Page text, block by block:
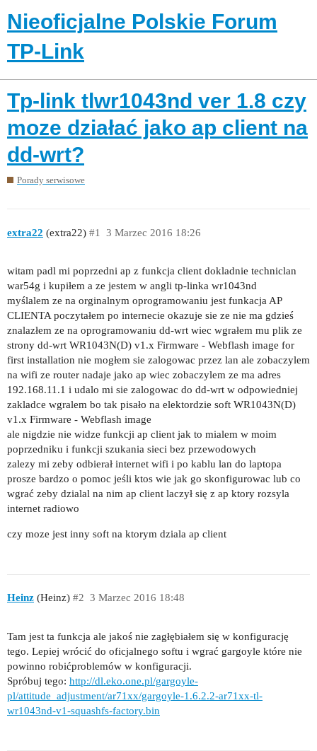
Nieoficjalne Polskie Forum
TP-Link
Tp-link tlwr1043nd ver 1.8 czy
moze działać jako ap client na
dd-wrt?
Porady serwisowe
extra22 (extra22) 3 Marzec 2016 18:26
#1
witam padl mi poprzedni ap z funkcja client dokladnie techniclan
war54g i kupiłem a ze jestem w angli tp-linka wr1043nd
myślalem ze na orginalnym oprogramowaniu jest funkacja AP
CLIENTA poczytałem po internecie okazuje sie ze nie ma gdzieś
znalazłem ze na oprogramowaniu dd-wrt wiec wgrałem mu plik ze
strony dd-wrt WR1043N(D) v1.x Firmware - Webflash image for
first installation nie mogłem sie zalogowac przez lan ale zobaczylem
na wifi ze router nadaje jako ap wiec zobaczylem ze ma adres
192.168.11.1 i udalo mi sie zalogowac do dd-wrt w odpowiedniej
zakladce wgralem bo tak pisało na elektordzie soft WR1043N(D)
v1.x Firmware - Webflash image
ale nigdzie nie widze funkcji ap client jak to mialem w moim
poprzedniku i funkcji szukania sieci bez przewodowych
zalezy mi zeby odbierał internet wifi i po kablu lan do laptopa
prosze bardzo o pomoc jeśli ktos wie jak go skonfigurowac lub co
wgrać zeby dzialal na nim ap client laczył się z ap ktory rozsyla
internet radiowo
czy moze jest inny soft na ktorym dziala ap client
Heinz (Heinz) 3 Marzec 2016 18:48
#2
Tam jest ta funkcja ale jakoś nie zagłębiałem się w konfigurację
tego. Lepiej wrócić do oficjalnego softu i wgrać gargoyle które nie
powinno robićproblemów w konfiguracji.
Spróbuj tego: http://dl.eko.one.pl/gargoyle-
pl/attitude_adjustment/ar71xx/gargoyle-1.6.2.2-ar71xx-tl-
wr1043nd-v1-squashfs-factory.bin